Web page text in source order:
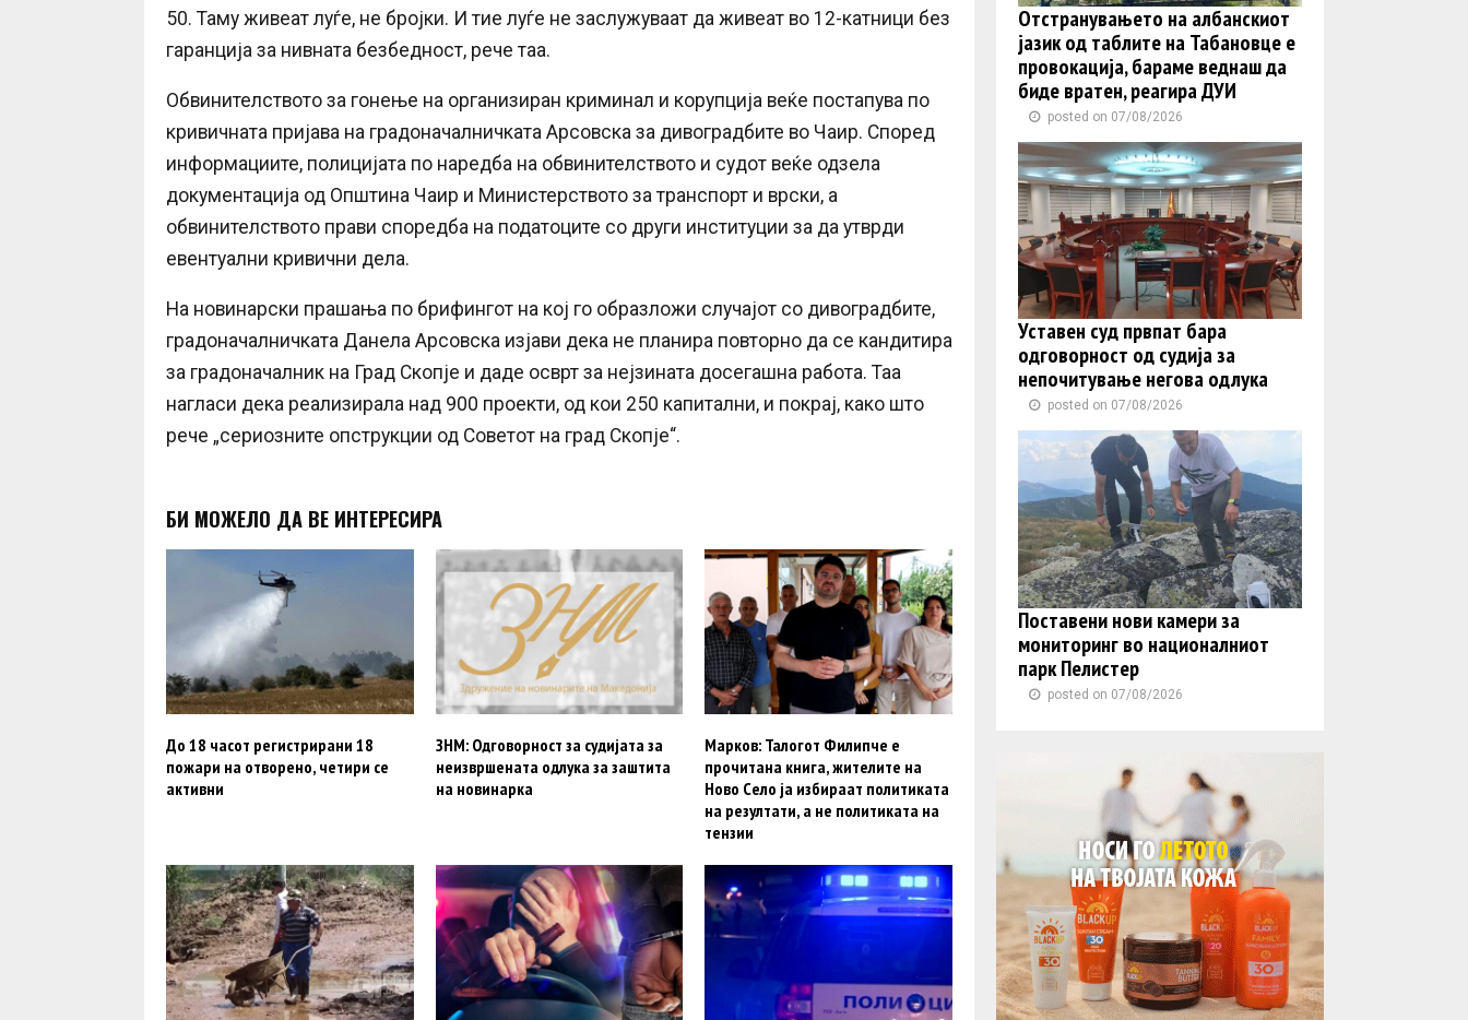
50. Таму живеат луѓе, не бројки. И тие луѓе не заслужуваат да живеат во 12-катници без
гаранција за нивната безбедност, рече таа.
Обвинителството за гонење на организиран криминал и корупција веќе постапува по
кривичната пријава на градоначалничката Арсовска за дивоградбите во Чаир. Според
информациите, полицијата по наредба на обвинителството и судот веќе одзела
документација од Општина Чаир и Министерството за транспорт и врски, а
обвинителството прави споредба на податоците со други институции за да утврди
евентуални кривични дела.
На новинарски прашања по брифингот на кој го образложи случајот со дивоградбите,
градоначалничката Данела Арсовска изјави дека не планира повторно да се кандитира
за градоначалник на Град Скопје и даде осврт за нејзината досегашна работа. Таа
нагласи дека реализирала над 900 проекти, од кои 250 капитални, и покрај, како што
рече „сериозните опструкции од Советот на град Скопје“.
БИ МОЖЕЛО ДА ВЕ ИНТЕРЕСИРА
До 18 часот регистрирани 18
пожари на отворено, четири се
активни
ЗНМ: Одговорност за судијата за
неизвршената одлука за заштита
на новинарка
Марков: Талогот Филипче е
прочитана книга, жителите на
Ново Село ја избираат политиката
на резултати, а не политиката на
тензии
Отстранувањето на албанскиот
јазик од таблите на Табановце е
провокација, бараме веднаш да
биде вратен, реагира ДУИ
posted on 07/08/2026
Уставен суд првпат бара
одговорност од судија за
непочитување негова одлука
posted on 07/08/2026
Поставени нови камери за
мониторинг во националниот
парк Пелистер
posted on 07/08/2026